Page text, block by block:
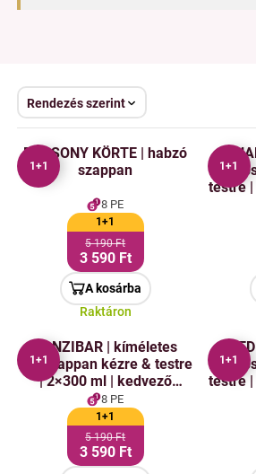
Rendezés szerint
1+1
BÁRSONY KÖRTE | habzó
szappan
8 PE
1+1
5 190 Ft
3 590 Ft
A kosárba
Raktáron
1+1
testre |
1+1
ZANZIBAR | kíméletes
habszappan kézre & testre
| 2×300 ml | kedvező
csomag 2 db
8 PE
1+1
5 190 Ft
3 590 Ft
1+1
testre |